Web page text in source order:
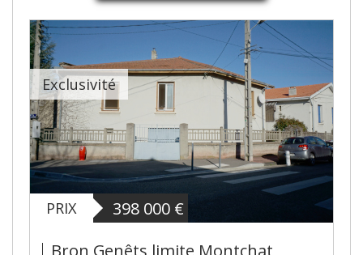
Exclusivité
PRIX 398 000 €
Bron Genêts limite Montchat,